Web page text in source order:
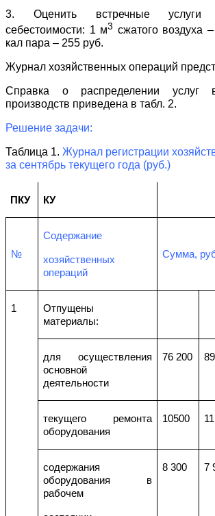
3. Оценить встречные услуги
себестоимости: 1 м3 сжатого воздуха
кал пара – 255 руб.
Журнал хозяйственных операций
Справка о распределении услуг
производств приведена в табл. 2.
Решение задачи:
Таблица 1. Журнал регистрации
за сентябрь текущего года (руб.)
№
Содержание
хозяйственных
операций
Сумма,
ПКУ КУ
1
Отпущены
материалы:
для осуществления
основной
деятельности
76 200
текущего ремонта
оборудования
10500
содержания
оборудования в
рабочем
8 300 7